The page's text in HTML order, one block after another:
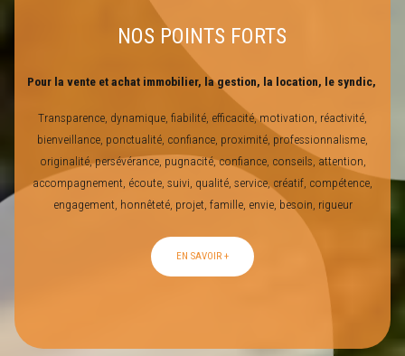
NOS POINTS FORTS
Pour la vente et achat immobilier, la gestion, la location, le syndic,
Transparence, dynamique, fiabilité, efficacité, motivation, réactivité,
bienveillance, ponctualité, confiance, proximité, professionnalisme,
originalité, persévérance, pugnacité, confiance, conseils, attention,
accompagnement, écoute, suivi, qualité, service, créatif, compétence,
engagement, honnêteté, projet, famille, envie, besoin, rigueur
EN SAVOIR +